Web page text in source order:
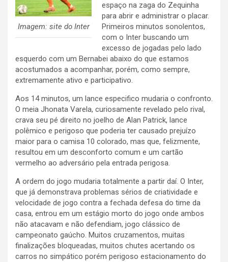
Imagem: site do Inter
espaço na zaga do Zequinha
para abrir e administrar o placar.
Primeiros minutos sonolentos,
com o Inter buscando um
excesso de jogadas pelo lado
esquerdo com um Bernabei abaixo do que estamos
acostumados a acompanhar, porém, como sempre,
extremamente ativo e participativo.
Aos 14 minutos, um lance especifico mudaria o confronto.
O meia Jhonata Varela, curiosamente revelado pelo rival,
crava seu pé direito no joelho de Alan Patrick, lance
polêmico e perigoso que poderia ter causado prejuízo
maior para o camisa 10 colorado, mas que, felizmente,
resultou em um desconforto comum e um cartão
vermelho ao adversário pela entrada perigosa.
A ordem do jogo mudaria totalmente a partir daí. O Inter,
que já demonstrava problemas sérios de criatividade e
velocidade de jogo contra a fechada defesa do time da
casa, entrou em um estágio morto do jogo onde ambos
não atacavam e não defendiam, jogo clássico de
campeonato gaúcho. Muitos cruzamentos, muitas
finalizações bloqueadas, muitos chutes acertando os
carros no simpático porém perigoso estacionamento do